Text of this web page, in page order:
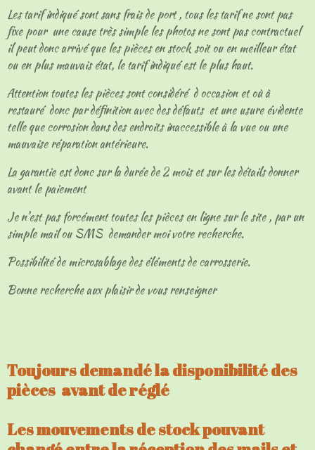
Les tarif indiqué sont sans frais de port , tous les tarif ne sont pas
fixe pour une cause très simple les photos ne sont pas contractuel
il peut donc arrivé que les pièces en stock soit ou en meilleur état
ou en plus mauvais état, le tarif indiqué est le plus haut.
Attention toutes les pièces sont considéré d occasion et où à
restauré donc par définition avec des défauts et une usure évidente
telle que corrosion dans des endroits inaccessible à la vue ou une
mauvaise réparation antérieure.
La garantie est donc sur la durée de 2 mois et sur les détails donner
avant le paiement
Je n'est pas forcément toutes les pièces en ligne sur le site , par un
simple mail ou SMS demander moi votre recherche.
Possibilité de microsablage des éléments de carrosserie.
Bonne recherche aux plaisir de vous renseigner
Toujours demandé la disponibilité des
pièces avant de réglé
Les mouvements de stock pouvant